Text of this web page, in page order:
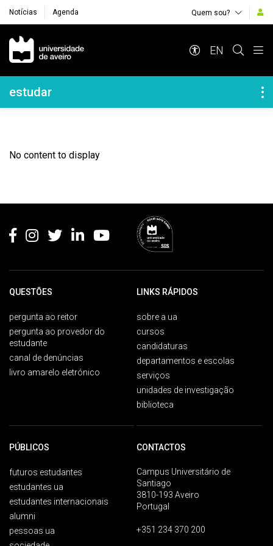
Notícias Agenda Quem sou?
Navegação Principal
EN
Navegação Lateral
estudar
No content to display
QUESTÕES
pergunta ao reitor
pergunta ao provedor do
estudante
canal de denúncias
livro amarelo eletrónico
LINKS RÁPIDOS
sobre a ua
cursos
candidaturas
departamentos e escolas
serviços
unidades de investigação
biblioteca
PÚBLICOS
futuros estudantes
estudantes ua
estudantes internacionais
alumni
pessoas ua
CONTACTOS
Campus Universitário de
Santiago
3810-193 Aveiro
Portugal
+351 234 370 200